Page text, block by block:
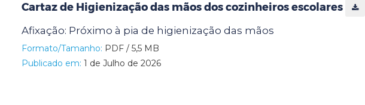
Cartaz de Higienização das mãos dos cozinheiros escolares
Afixação: Próximo à pia de higienização das mãos
Formato/Tamanho: PDF / 5,5 MB
Publicado em: 1 de Julho de 2026